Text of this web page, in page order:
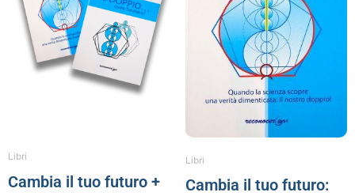
Libri
Cambia il tuo futuro +
Libri
Cambia il tuo futuro: